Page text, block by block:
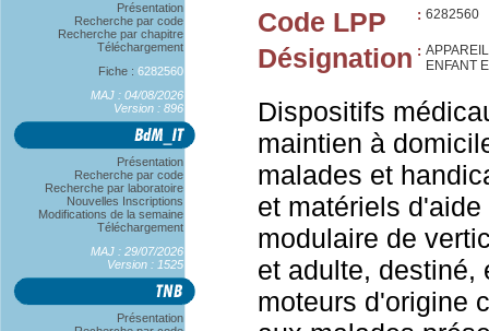
Présentation
Recherche par code
Recherche par chapitre
Téléchargement
Fiche : 6282560
MAJ : 04/08/2026
Version : 896
Présentation
Recherche par code
Recherche par laboratoire
Nouvelles Inscriptions
Modifications de la semaine
Téléchargement
MAJ : 29/07/2026
Version : 1525
Présentation
Code LPP : 6282560
Désignation :
ENFANT
Dispositifs
maintien à
malades et
et matériels
modulaire de
et adulte, destiné,
moteurs d'origine